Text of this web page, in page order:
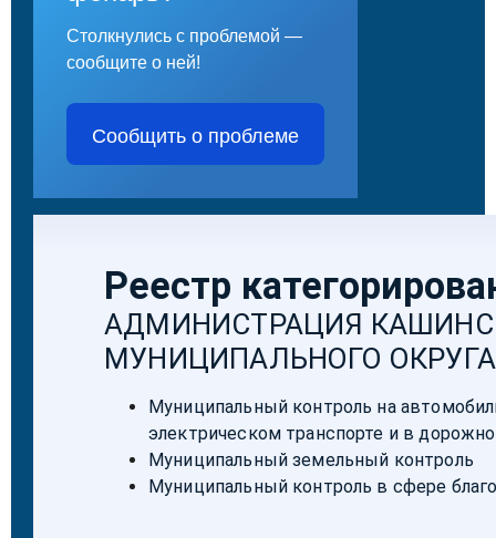
Столкнулись с проблемой —
сообщите о ней!
Сообщить о проблеме